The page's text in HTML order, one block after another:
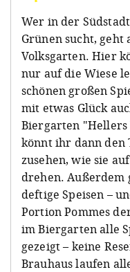
Wer in der
Grünen sucht, geht
Volksgarten. Hier
nur auf die Wiese
schönen großen
mit etwas Glück
Biergarten
könnt ihr dann den
zusehen, wie sie
drehen. Außerdem
deftige Speisen –
Portion Pommes
im Biergarten alle
gezeigt – keine
Brauhaus laufen